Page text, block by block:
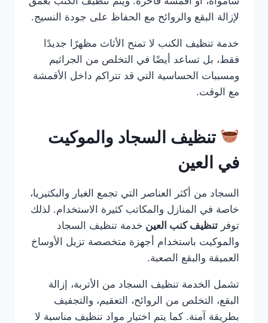
لإزالة البقع والروائح مع الحفاظ على جودة النسيج.
خدمة تنظيف الكنب لا تمنح الأثاث مظهرًا جديدًا
فقط، بل تساعد أيضًا في التخلص من الجراثيم
ومسببات الحساسية التي قد تتراكم داخل الأقمشة
مع الوقت.
تنظيف السجاد والموكيت
في العين
السجاد من أكثر العناصر التي تجمع الغبار والبكتيريا،
خاصة في المنازل والمكاتب كثيرة الاستخدام. لذلك
توفر تنظيف كنب العين خدمة تنظيف السجاد
والموكيت باستخدام أجهزة متخصصة تزيل الأوساخ
العميقة والبقع الصعبة.
تشمل الخدمة تنظيف السجاد من الأتربة، إزالة
البقع، التخلص من الروائح، التعقيم، والتجفيف
بطريقة آمنة. كما يتم اختيار مواد تنظيف مناسبة لا